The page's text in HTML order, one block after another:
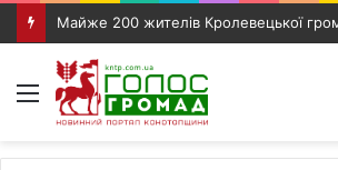
Меню